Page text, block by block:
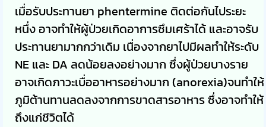
เมื่อรับประทานยา phentermine ติดต่อกันไประยะ
หนึ่ง อาจทำให้ผู้ป่วยเกิดอาการซึมเศร้าได้ และอาจรับ
ประทานยามากกว่าเดิม เนื่องจากยาไปมีผลทำให้ระดับ
NE และ DA ลดน้อยลงอย่างมาก ซึ่งผู้ป่วยบางราย
อาจเกิดภาวะเบื่ออาหารอย่างมาก (anorexia)จนทำให้
ภูมิต้านทานลดลงจากการขาดสารอาหาร ซึ่งอาจทำให้
ถึงแก่ชีวิตได้